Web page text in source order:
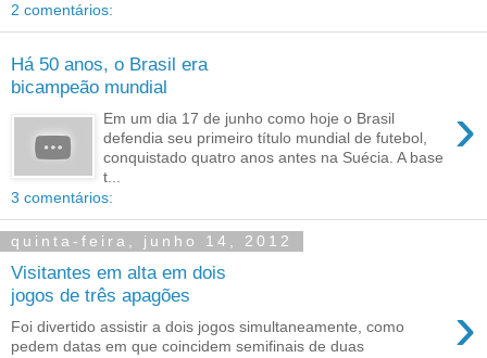
2 comentários:
Há 50 anos, o Brasil era
bicampeão mundial
›
Em um dia 17 de junho como hoje o Brasil
defendia seu primeiro título mundial de futebol,
conquistado quatro anos antes na Suécia. A base
t...
3 comentários:
quinta-feira, junho 14, 2012
Visitantes em alta em dois
jogos de três apagões
›
Foi divertido assistir a dois jogos simultaneamente, como
pedem datas em que coincidem semifinais de duas